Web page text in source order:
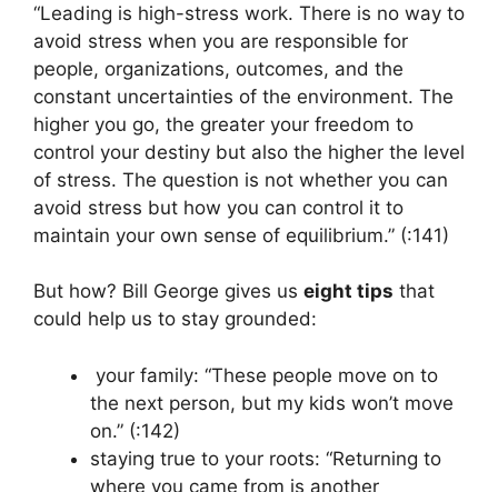
“Leading is high-stress work. There is no way to
avoid stress when you are responsible for
people, organizations, outcomes, and the
constant uncertainties of the environment. The
higher you go, the greater your freedom to
control your destiny but also the higher the level
of stress. The question is not whether you can
avoid stress but how you can control it to
maintain your own sense of equilibrium.” (:141)
But how? Bill George gives us eight tips that
could help us to stay grounded:
your family: “These people move on to
the next person, but my kids won’t move
on.” (:142)
staying true to your roots: “Returning to
where you came from is another